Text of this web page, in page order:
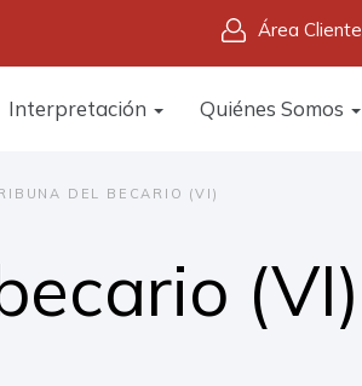
Área Cliente
Interpretación Quiénes Somos
DEL BECARIO (VI)
(VI)